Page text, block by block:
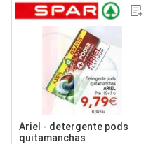
Ariel - detergente pods
quitamanchas